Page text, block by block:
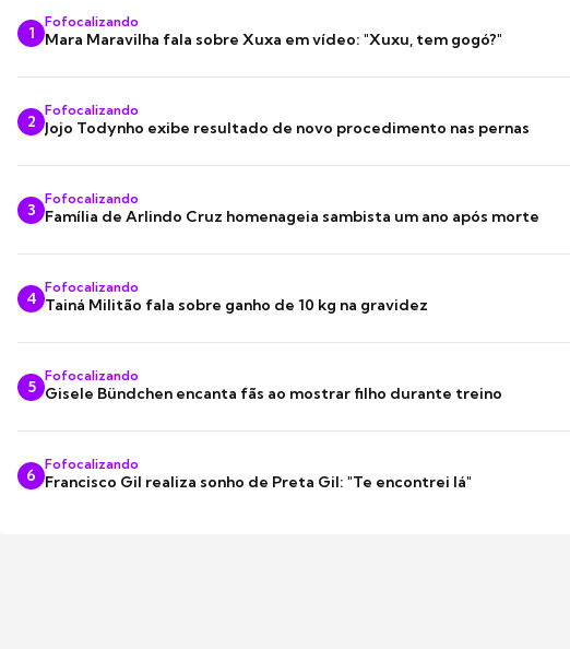
1
Fofocalizando
Mara Maravilha fala sobre Xuxa em vídeo: "Xuxu, tem gogó?"
2
Fofocalizando
Jojo Todynho exibe resultado de novo procedimento nas pernas
3
Fofocalizando
Família de Arlindo Cruz homenageia sambista um ano após morte
4
Fofocalizando
Tainá Militão fala sobre ganho de 10 kg na gravidez
5
Fofocalizando
Gisele Bündchen encanta fãs ao mostrar filho durante treino
6
Fofocalizando
Francisco Gil realiza sonho de Preta Gil: "Te encontrei lá"